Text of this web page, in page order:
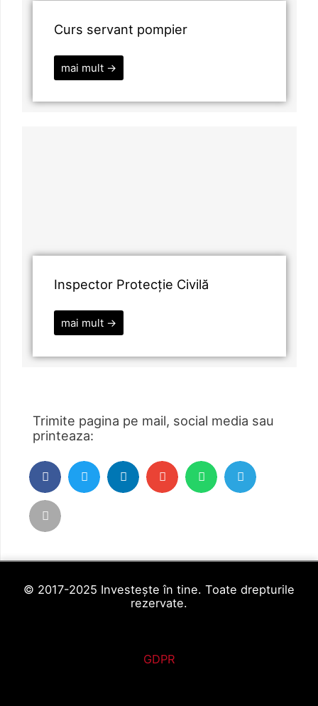
Curs servant pompier
mai mult →
Inspector Protecție Civilă
mai mult →
Trimite pagina pe mail, social media sau
printeaza:
© 2017-2025 Investește în tine. Toate drepturile
rezervate.
GDPR